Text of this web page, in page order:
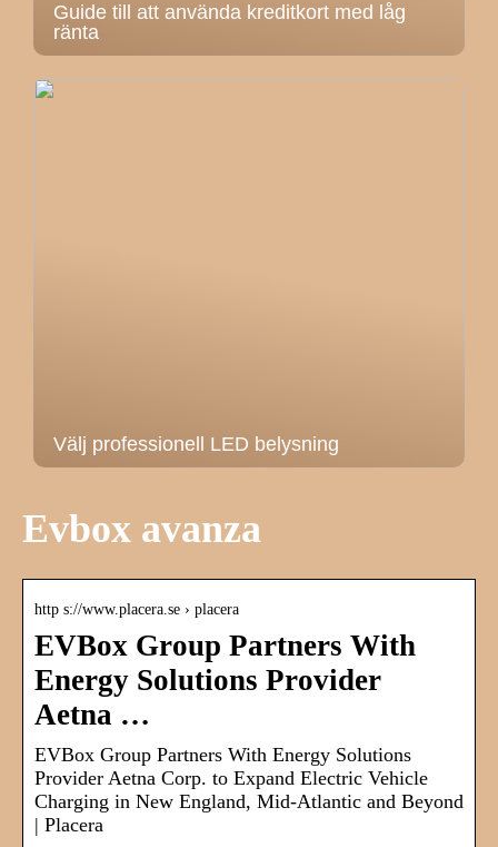
Guide till att använda kreditkort med låg
ränta
Välj professionell LED belysning
Evbox avanza
http s://www.placera.se › placera
EVBox Group Partners With
Energy Solutions Provider
Aetna …
EVBox Group Partners With Energy Solutions
Provider Aetna Corp. to Expand Electric Vehicle
Charging in New England, Mid-Atlantic and Beyond
| Placera